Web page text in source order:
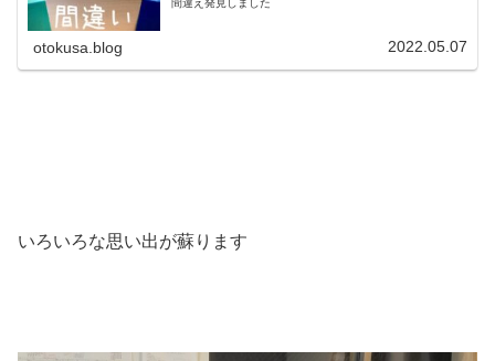
otokusa.blog 2022.05.07
いろいろな思い出が蘇ります